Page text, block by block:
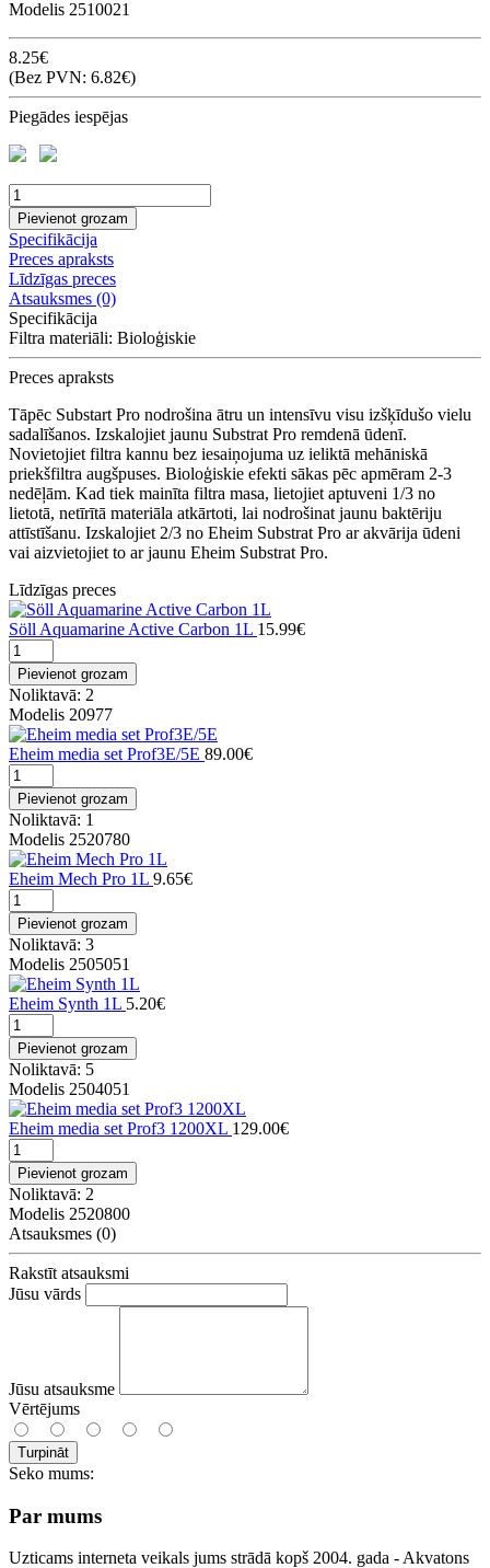
Modelis 2510021
8.25€
(Bez PVN: 6.82€)
Piegādes iespējas
Pievienot grozam
Specifikācija
Preces apraksts
Līdzīgas preces
Atsauksmes (0)
Specifikācija
Filtra materiāli: Bioloģiskie
Preces apraksts
Tāpēc Substart Pro nodrošina ātru un intensīvu visu izšķīdušo vielu
sadalīšanos. Izskalojiet jaunu Substrat Pro remdenā ūdenī.
Novietojiet filtra kannu bez iesaiņojuma uz ieliktā mehāniskā
priekšfiltra augšpuses. Bioloģiskie efekti sākas pēc apmēram 2-3
nedēļām. Kad tiek mainīta filtra masa, lietojiet aptuveni 1/3 no
lietotā, netīrītā materiāla atkārtoti, lai nodrošinat jaunu baktēriju
attīstīšanu. Izskalojiet 2/3 no Eheim Substrat Pro ar akvārija ūdeni
vai aizvietojiet to ar jaunu Eheim Substrat Pro.
Līdzīgas preces
Söll Aquamarine Active Carbon 1L 15.99€
Pievienot grozam
Noliktavā: 2
Modelis 20977
Eheim media set Prof3E/5E 89.00€
Pievienot grozam
Noliktavā: 1
Modelis 2520780
Eheim Mech Pro 1L 9.65€
Pievienot grozam
Noliktavā: 3
Modelis 2505051
Eheim Synth 1L 5.20€
Pievienot grozam
Noliktavā: 5
Modelis 2504051
Eheim media set Prof3 1200XL 129.00€
Pievienot grozam
Noliktavā: 2
Modelis 2520800
Atsauksmes (0)
Rakstīt atsauksmi
Jūsu vārds
Jūsu atsauksme
Vērtējums
Turpināt
Seko mums:
Par mums
Uzticams interneta veikals jums strādā kopš 2004. gada - Akvatons